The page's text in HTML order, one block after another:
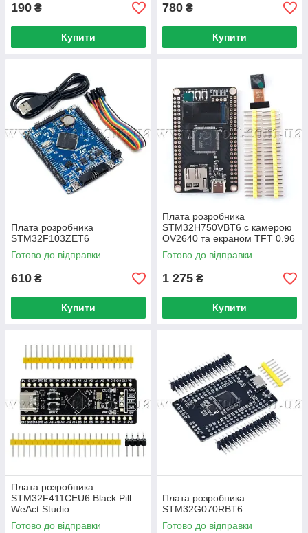
190 ₴
Купити
780 ₴
Купити
Плата розробника
STM32F103ZET6
Готово до відправки
610 ₴
Купити
Плата розробника
STM32H750VBT6 с камерою
OV2640 та екраном TFT 0.96
WeAct Studio
Готово до відправки
1 275 ₴
Купити
Плата розробника
STM32F411CEU6 Black Pill
WeAct Studio
Готово до відправки
Плата розробника
STM32G070RBT6
Готово до відправки